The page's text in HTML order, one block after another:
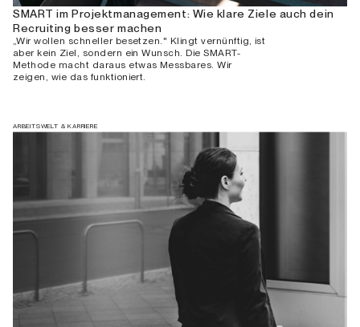
SMART im Projektmanagement: Wie klare Ziele auch dein
Recruiting besser machen
„Wir wollen schneller besetzen." Klingt vernünftig, ist
aber kein Ziel, sondern ein Wunsch. Die SMART-
Methode macht daraus etwas Messbares. Wir
zeigen, wie das funktioniert.
ARBEITSWELT & KARRIERE